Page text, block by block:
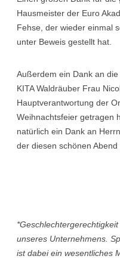
Hausmeister der Euro
Fehse, der wieder einmal
unter Beweis gestellt hat.
Außerdem ein Dank an
KITA Waldräuber Frau
Hauptverantwortung der
Weihnachtsfeier getragen
natürlich ein Dank an
der diesen schönen
unseres Unternehmens.
ist dabei ein wesentliches